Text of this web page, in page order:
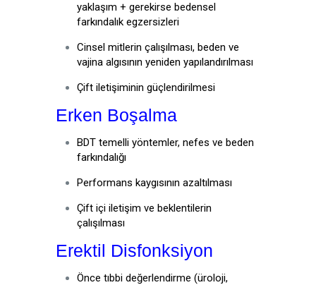
yaklaşım + gerekirse bedensel
farkındalık egzersizleri
Cinsel mitlerin çalışılması, beden ve
vajina algısının yeniden yapılandırılması
Çift iletişiminin güçlendirilmesi
Erken Boşalma
BDT temelli yöntemler, nefes ve beden
farkındalığı
Performans kaygısının azaltılması
Çift içi iletişim ve beklentilerin
çalışılması
Erektil Disfonksiyon
Önce tıbbi değerlendirme (üroloji,